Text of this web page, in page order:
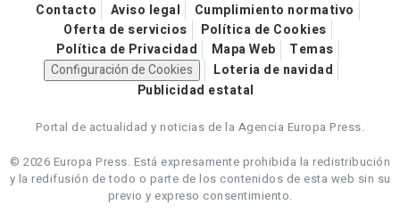
Contacto Aviso legal
Cumplimiento normativo
Oferta de servicios
Política de Cookies
Política de Privacidad
Mapa Web
Temas
Configuración de Cookies
Loteria de navidad
Publicidad estatal
Portal de actualidad y noticias de la Agencia Europa Press.
© 2026 Europa Press. Está expresamente prohibida la redistribución
y la redifusión de todo o parte de los contenidos de esta web sin su
previo y expreso consentimiento.